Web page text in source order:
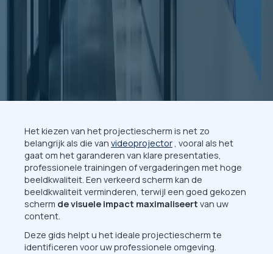
Het kiezen van het projectiescherm is net zo
belangrijk als die van videoprojector , vooral als het
gaat om het garanderen van klare presentaties,
professionele trainingen of vergaderingen met hoge
beeldkwaliteit. Een verkeerd scherm kan de
beeldkwaliteit verminderen, terwijl een goed gekozen
scherm de visuele impact maximaliseert van uw
content.
Deze gids helpt u het ideale projectiescherm te
identificeren voor uw professionele omgeving.